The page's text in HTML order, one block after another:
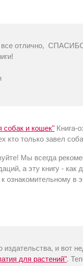
все отлично,
собак и кошек" Книга-
кто только завел
Мы всегда
а эту книгу -
ознакомительному в
издательства, и вот
для растений".